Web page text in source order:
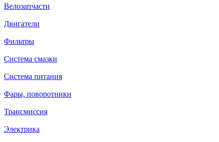
Велозапчасти
Двигатели
Фильтры
Система смазки
Система питания
Фары, поворотники
Трансмиссия
Электрика